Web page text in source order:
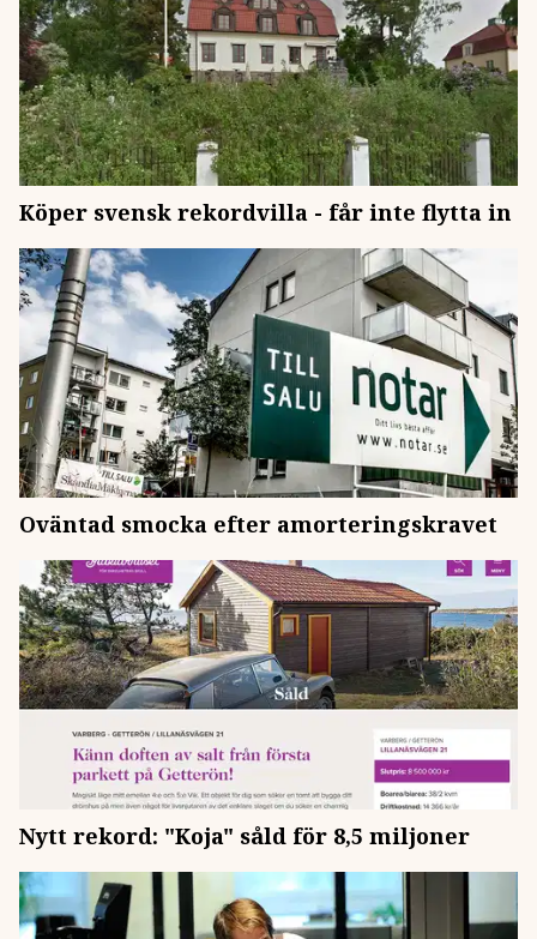
Köper svensk rekordvilla - får inte flytta in
Oväntad smocka efter amorteringskravet
Nytt rekord: "Koja" såld för 8,5 miljoner